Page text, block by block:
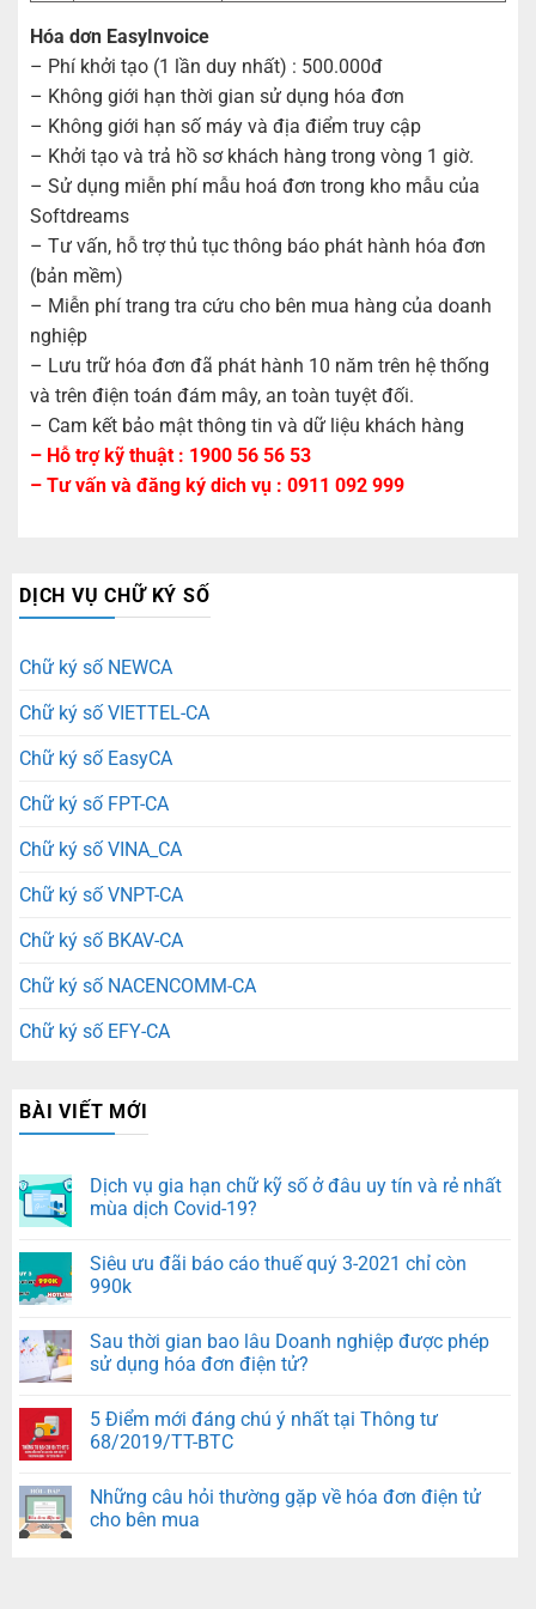
Hóa dơn EasyInvoice
– Phí khởi tạo (1 lần duy nhất) : 500.000đ
– Không giới hạn thời gian sử dụng hóa đơn
– Không giới hạn số máy và địa điểm truy cập
– Khởi tạo và trả hồ sơ khách hàng trong vòng 1 giờ.
– Sử dụng miễn phí mẫu hoá đơn trong kho mẫu của
Softdreams
– Tư vấn, hỗ trợ thủ tục thông báo phát hành hóa đơn
(bản mềm)
– Miễn phí trang tra cứu cho bên mua hàng của doanh
nghiệp
– Lưu trữ hóa đơn đã phát hành 10 năm trên hệ thống
và trên điện toán đám mây, an toàn tuyệt đối.
– Cam kết bảo mật thông tin và dữ liệu khách hàng
– Hỗ trợ kỹ thuật : 1900 56 56 53
– Tư vấn và đăng ký dich vụ : 0911 092 999
DỊCH VỤ CHỮ KÝ SỐ
Chữ ký số NEWCA
Chữ ký số VIETTEL-CA
Chữ ký số EasyCA
Chữ ký số FPT-CA
Chữ ký số VINA_CA
Chữ ký số VNPT-CA
Chữ ký số BKAV-CA
Chữ ký số NACENCOMM-CA
Chữ ký số EFY-CA
BÀI VIẾT MỚI
Dịch vụ gia hạn chữ kỹ số ở đâu uy tín và rẻ nhất
mùa dịch Covid-19?
Siêu ưu đãi báo cáo thuế quý 3-2021 chỉ còn
990k
Sau thời gian bao lâu Doanh nghiệp được phép
sử dụng hóa đơn điện tử?
5 Điểm mới đáng chú ý nhất tại Thông tư
68/2019/TT-BTC
Những câu hỏi thường gặp về hóa đơn điện tử
cho bên mua